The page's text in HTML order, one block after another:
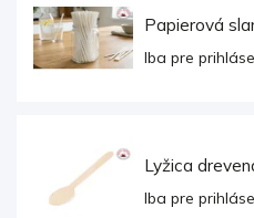
Papierová
Iba pre
Lyžica
Iba pre